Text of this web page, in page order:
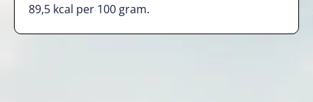
89,5 kcal per 100 gram.